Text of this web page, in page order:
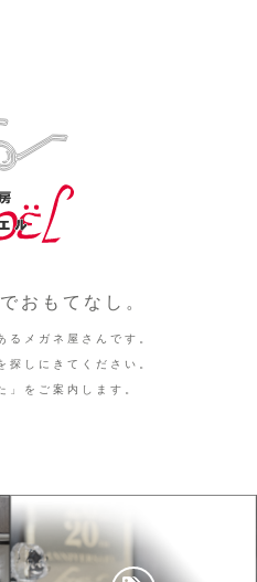
おもてなし。
るメガネ屋さんです。
探しにきてください。
」をご案内します。